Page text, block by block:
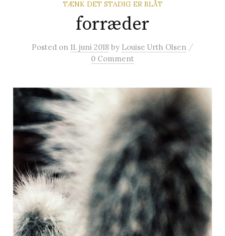
TÆNK DET STADIG ER BLÅT
forræder
Posted on 11. juni 2018 by Louise Urth Olsen /
0 Comment